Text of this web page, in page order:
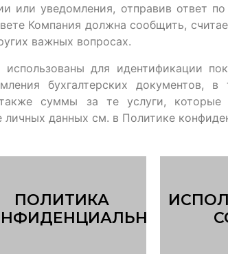
или уведомления, отправив ответ
Компания должна сообщить,
важных вопросах.
для идентификации
бухгалтерских документов,
суммы за те услуги, которые
данных см. в Политике
ПОЛИТИКА